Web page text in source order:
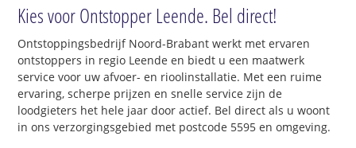
Kies voor Ontstopper Leende. Bel direct!
Ontstoppingsbedrijf Noord-Brabant werkt met ervaren
ontstoppers in regio Leende en biedt u een maatwerk
service voor uw afvoer- en rioolinstallatie. Met een ruime
ervaring, scherpe prijzen en snelle service zijn de
loodgieters het hele jaar door actief. Bel direct als u woont
in ons verzorgingsgebied met postcode 5595 en omgeving.